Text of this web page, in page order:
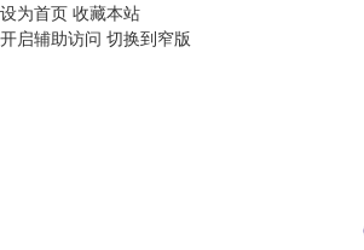
设为首页 收藏本站
开启辅助访问 切换到窄版